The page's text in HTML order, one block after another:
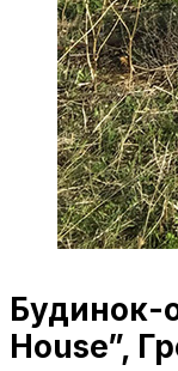
Будинок-
House”,